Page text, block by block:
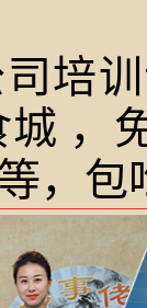
培
城 ，
，